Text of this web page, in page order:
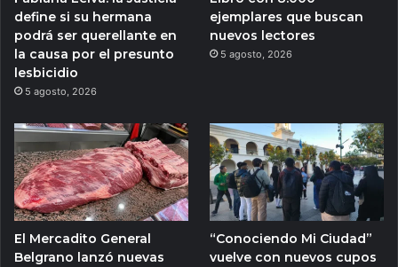
define si su hermana
podrá ser querellante en
la causa por el presunto
lesbicidio
5 agosto, 2026
ejemplares que buscan
nuevos lectores
5 agosto, 2026
El Mercadito General
Belgrano lanzó nuevas
“Conociendo Mi Ciudad”
vuelve con nuevos cupos